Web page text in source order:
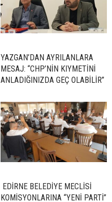
YAZGAN’DAN AYRILANLARA
MESAJ: “CHP’NİN KIYMETİNİ
ANLADIĞINIZDA GEÇ OLABİLİR”
EDİRNE BELEDİYE MECLİSİ
KOMİSYONLARINA “YENİ PARTİ”